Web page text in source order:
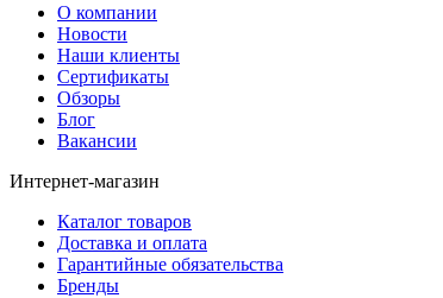
О компании
Новости
Наши клиенты
Сертификаты
Обзоры
Блог
Вакансии
Интернет-магазин
Каталог товаров
Доставка и оплата
Гарантийные обязательства
Бренды